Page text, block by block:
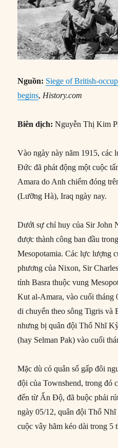
Nguồn: Siege of British-
begins,History.com
Biên dịch: Nguyễn Thị Kim
Vào ngày này năm 1915,
Đức đã phát động một cuộc
Amara do Anh chiếm đóng
(Lưỡng Hà), Iraq ngày nay.
Dưới sự chỉ huy của Sir John
được thành công ban đầu
Mesopotamia. Các lực lượng
phương của Nixon, Sir
tỉnh Basra thuộc vung
Kut al-Amara, vào cuối tháng
di chuyển theo sông Tigris và
nhưng bị quân đội Thổ Nhĩ
(hay Selman Pak) vào cuối
Mặc dù có quân số gấp đôi
đội của Townshend, trong đó
đến từ Ấn Độ, đã buộc phải
ngày 05/12, quân đội Thổ
cuộc vây hãm kéo dài trong 5